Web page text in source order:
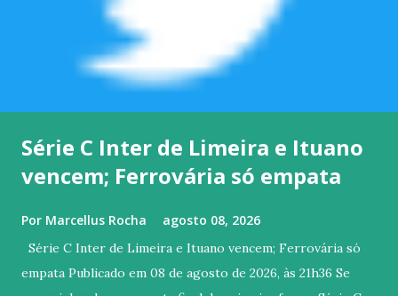
Série C Inter de Limeira e Ituano
vencem; Ferrovária só empata
Por Marcellus Rocha agosto 08, 2026
Série C Inter de Limeira e Ituano vencem; Ferrovária só
empata Publicado em 08 de agosto de 2026, às 21h36 Se